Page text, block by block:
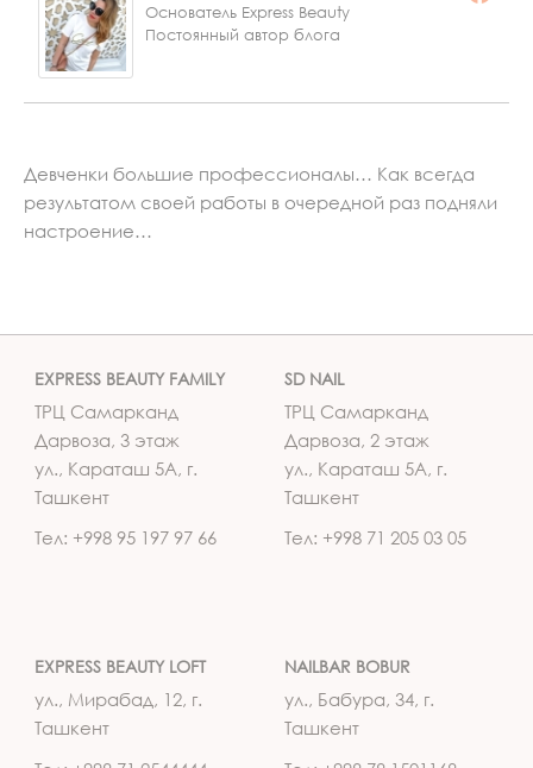
Основатель Express Beauty
Постоянный автор блога
Девченки большие профессионалы… Как всегда
результатом своей работы в очередной раз подняли
настроение…
EXPRESS BEAUTY FAMILY
ТРЦ Самарканд
Дарвоза, 3 этаж
ул., Караташ 5А, г.
Ташкент
Тел: +998 95 197 97 66
SD NAIL
ТРЦ Самарканд
Дарвоза, 2 этаж
ул., Караташ 5А, г.
Ташкент
Тел: +998 71 205 03 05
EXPRESS BEAUTY LOFT
ул., Мирабад, 12, г.
Ташкент
NAILBAR BOBUR
ул., Бабура, 34, г.
Ташкент